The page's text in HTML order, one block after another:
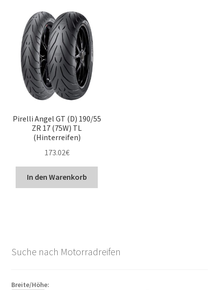
Pirelli Angel GT (D) 190/55
ZR 17 (75W) TL
(Hinterreifen)
173.02€
In den Warenkorb
Suche nach Motorradreifen
Breite/Höhe: